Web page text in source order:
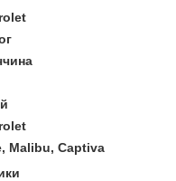
Malibu, Captiva